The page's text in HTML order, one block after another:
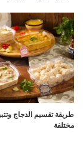
طريقة تقسيم الدجاج
مختلفة